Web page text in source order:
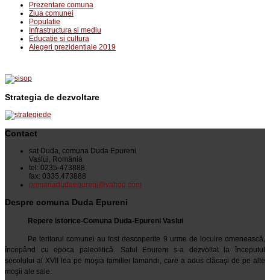
Prezentare comuna
Ziua comunei
Populatie
Infrastructura si mediu
Educatie si cultura
Alegeri prezidentiale 2019
Strategia de dezvoltare
Contact
sat Duda, comuna Duda Epureni
Vaslui, România
tel: 0235-473888
fax: 0335.473888
primariadudaepureni@yahoo.com
Despre comuna Duda Epureni
Repere istorice-Comuna Duda-Epureni Vaslui
Pe teritorul comunei au fost descoperite 9 urme de locuire omenească,
începând cu epoca paleolitică. Satul Epureni s-a dezvoltat la începutul
secolului al XVII lea pe moşia familiei Iamandi, care a adus clăcaşi de pe alte
moşii ale sale.